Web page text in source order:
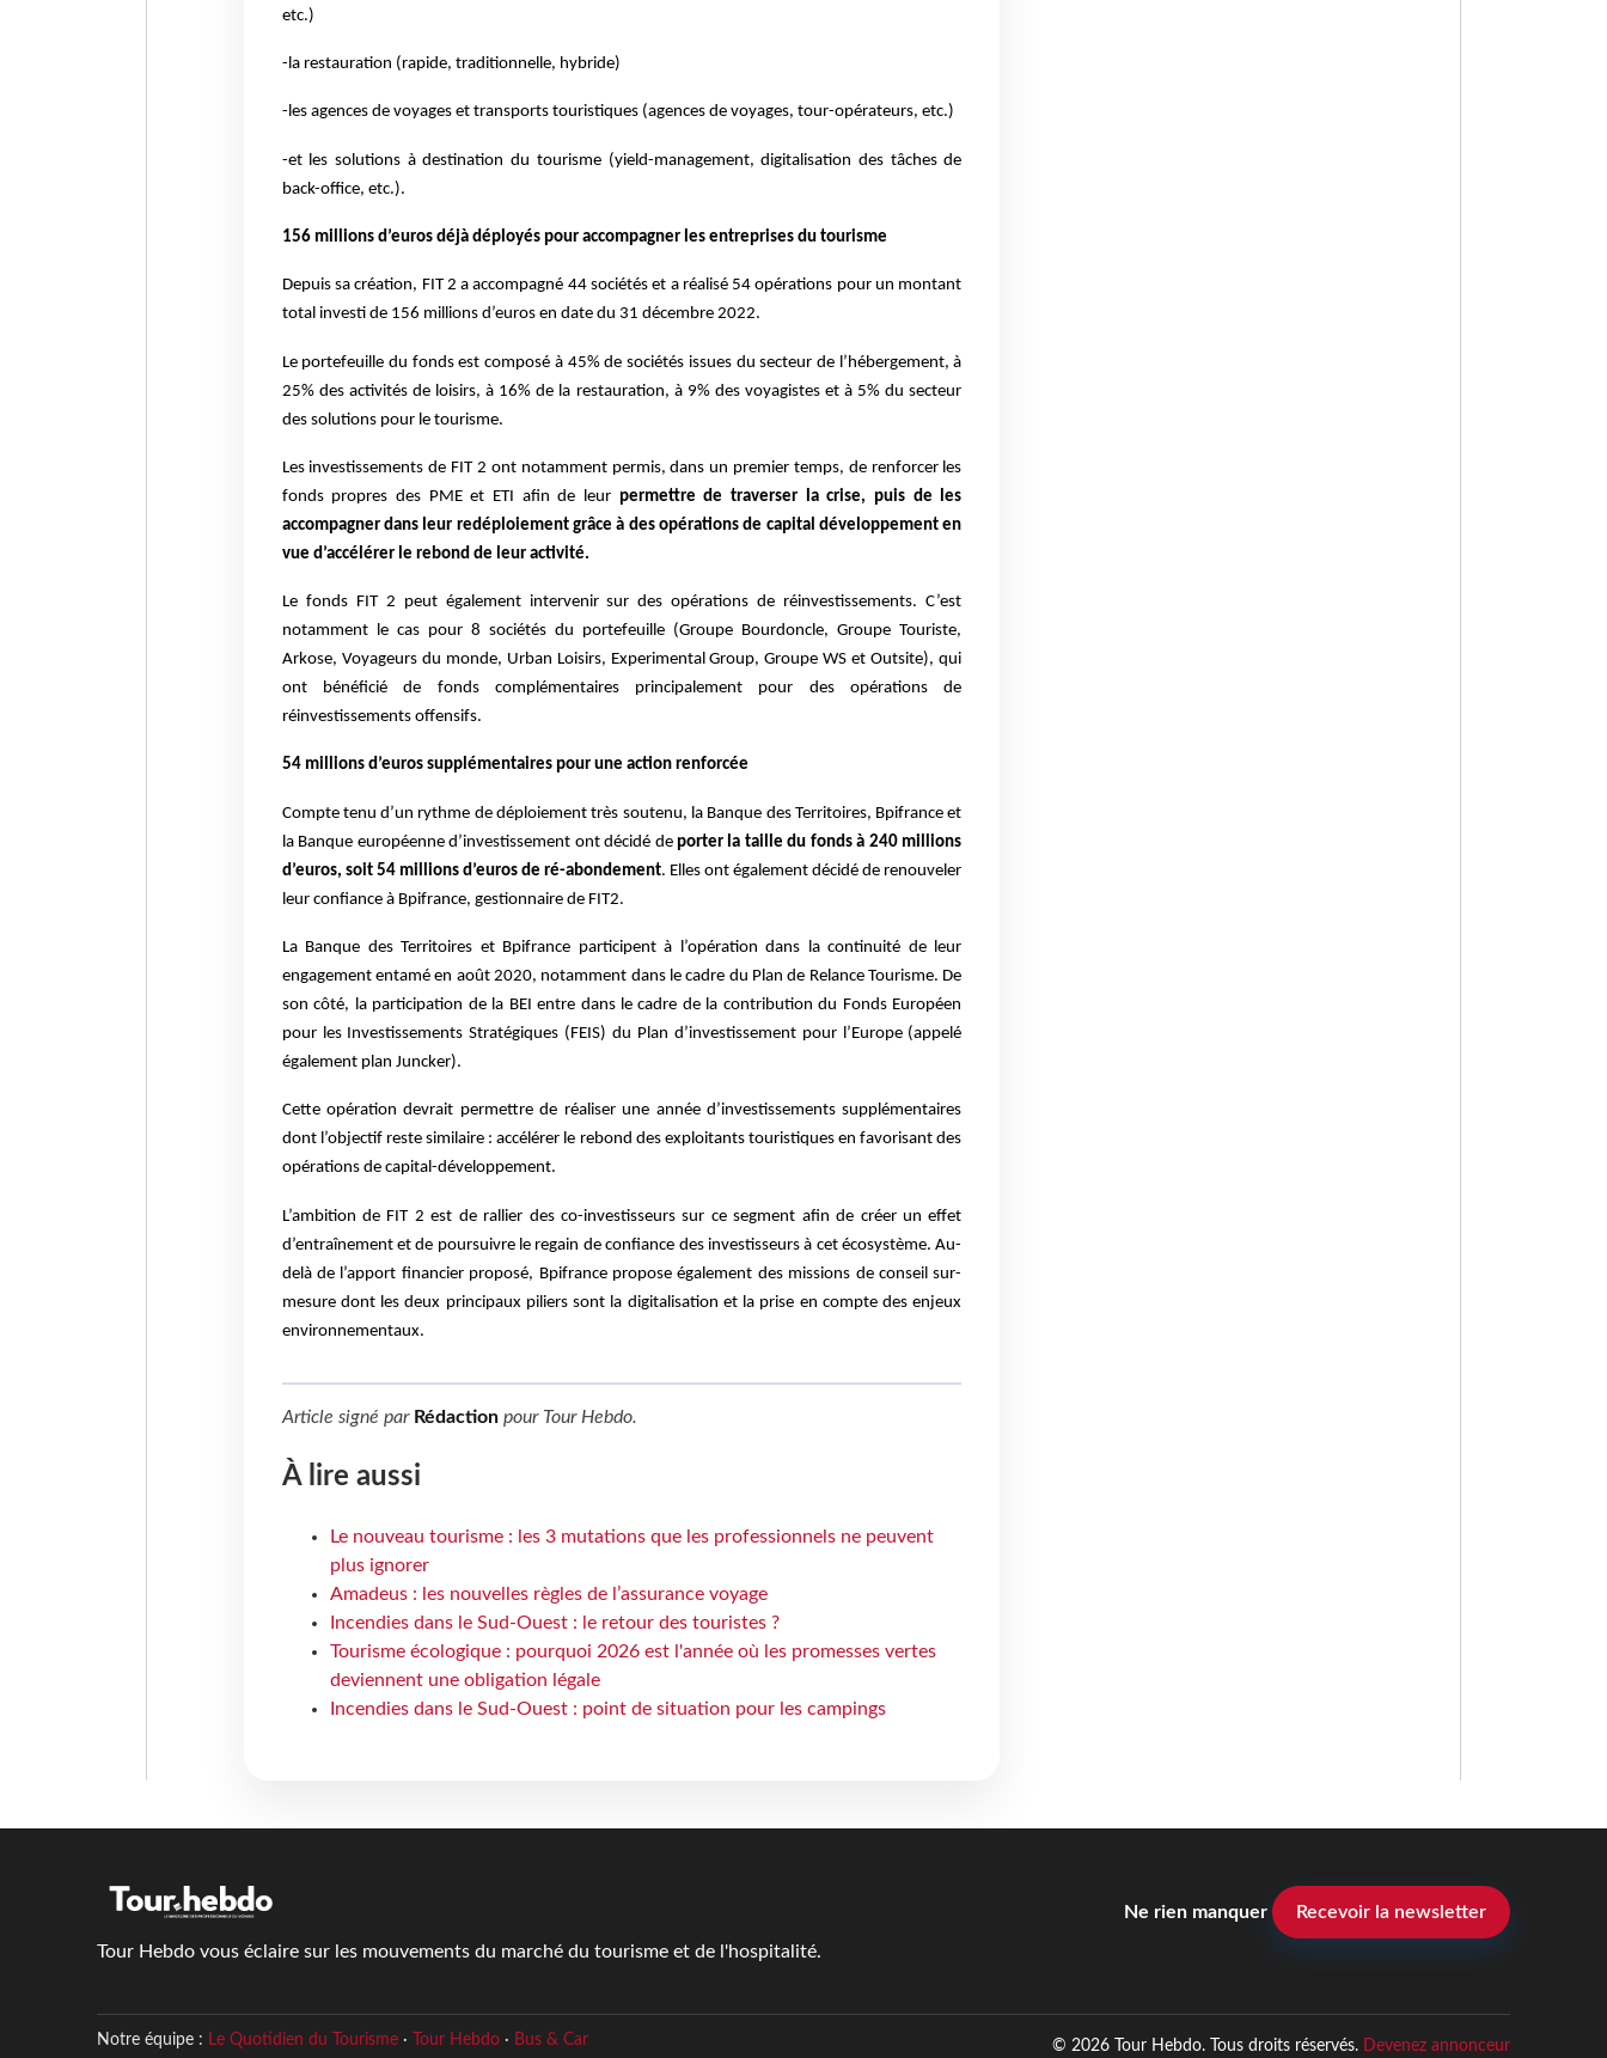
etc.)
-la restauration (rapide, traditionnelle, hybride)
-les agences de voyages et transports touristiques (agences de voyages, tour-opérateurs, etc.)
-et les solutions à destination du tourisme (yield-management, digitalisation des tâches de
back-office, etc.).
156 millions d’euros déjà déployés pour accompagner les entreprises du tourisme
Depuis sa création, FIT 2 a accompagné 44 sociétés et a réalisé 54 opérations pour un montant
total investi de 156 millions d’euros en date du 31 décembre 2022.
Le portefeuille du fonds est composé à 45% de sociétés issues du secteur de l’hébergement, à
25% des activités de loisirs, à 16% de la restauration, à 9% des voyagistes et à 5% du secteur
des solutions pour le tourisme.
Les investissements de FIT 2 ont notamment permis, dans un premier temps, de renforcer les
fonds propres des PME et ETI afin de leur permettre de traverser la crise, puis de les
accompagner dans leur redéploiement grâce à des opérations de capital développement en
vue d’accélérer le rebond de leur activité.
Le fonds FIT 2 peut également intervenir sur des opérations de réinvestissements. C’est
notamment le cas pour 8 sociétés du portefeuille (Groupe Bourdoncle, Groupe Touriste,
Arkose, Voyageurs du monde, Urban Loisirs, Experimental Group, Groupe WS et Outsite), qui
ont bénéficié de fonds complémentaires principalement pour des opérations de
réinvestissements offensifs.
54 millions d’euros supplémentaires pour une action renforcée
Compte tenu d’un rythme de déploiement très soutenu, la Banque des Territoires, Bpifrance et
la Banque européenne d’investissement ont décidé de porter la taille du fonds à 240 millions
d’euros, soit 54 millions d’euros de ré-abondement. Elles ont également décidé de renouveler
leur confiance à Bpifrance, gestionnaire de FIT2.
La Banque des Territoires et Bpifrance participent à l’opération dans la continuité de leur
engagement entamé en août 2020, notamment dans le cadre du Plan de Relance Tourisme. De
son côté, la participation de la BEI entre dans le cadre de la contribution du Fonds Européen
pour les Investissements Stratégiques (FEIS) du Plan d’investissement pour l’Europe (appelé
également plan Juncker).
Cette opération devrait permettre de réaliser une année d’investissements supplémentaires
dont l’objectif reste similaire : accélérer le rebond des exploitants touristiques en favorisant des
opérations de capital-développement.
L’ambition de FIT 2 est de rallier des co-investisseurs sur ce segment afin de créer un effet
d’entraînement et de poursuivre le regain de confiance des investisseurs à cet écosystème. Au-
delà de l’apport financier proposé, Bpifrance propose également des missions de conseil sur-
mesure dont les deux principaux piliers sont la digitalisation et la prise en compte des enjeux
environnementaux.
Article signé par Rédactionpour Tour Hebdo.
À lire aussi
Le nouveau tourisme : les 3 mutations que les professionnels ne peuvent
plus ignorer
Amadeus : les nouvelles règles de l’assurance voyage
Incendies dans le Sud-Ouest : le retour des touristes ?
Tourisme écologique : pourquoi 2026 est l'année où les promesses vertes
deviennent une obligation légale
Incendies dans le Sud-Ouest : point de situation pour les campings
Tour Hebdo vous éclaire sur les mouvements du marché du tourisme et de l'hospitalité.
Ne rien manquer Recevoir la newsletter
Notre équipe : Le Quotidien du Tourisme· Tour Hebdo· Bus & Car © 2026 Tour Hebdo. Tous droits réservés. Devenez annonceur